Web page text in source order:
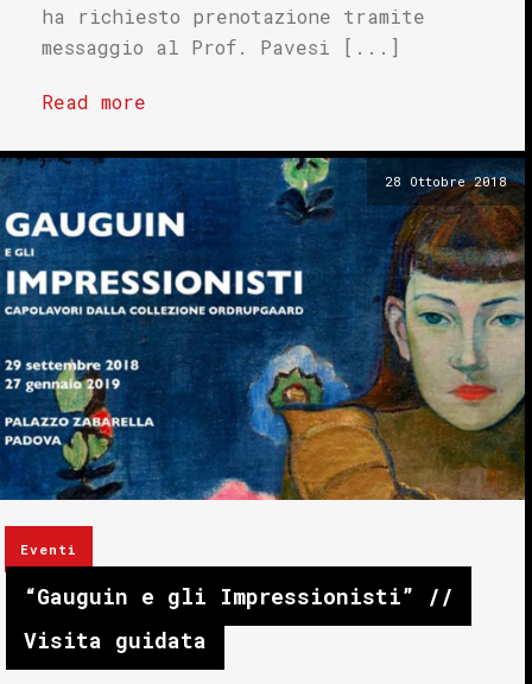
ha richiesto prenotazione tramite
messaggio al Prof. Pavesi [...]
Read more
28 Ottobre 2018
Eventi
“Gauguin e gli Impressionisti” //
Visita guidata